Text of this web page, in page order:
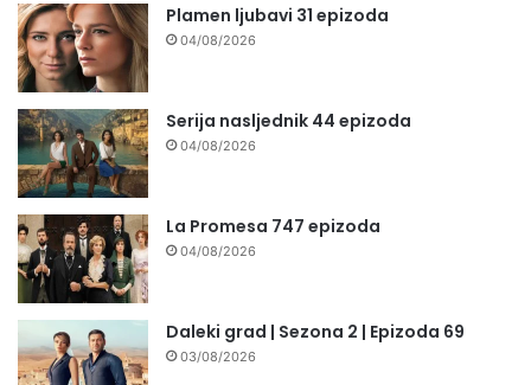
Plamen ljubavi 31 epizoda
04/08/2026
Serija nasljednik 44 epizoda
04/08/2026
La Promesa 747 epizoda
04/08/2026
Daleki grad | Sezona 2 | Epizoda 69
03/08/2026